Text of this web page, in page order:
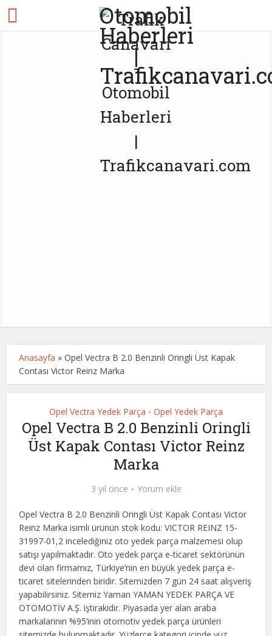
Anasayfa »Opel Vectra B 2.0 Benzinli Oringli Üst Kapak
Contası Victor Reinz Marka
Opel Vectra Yedek Parça • Opel Yedek Parça
Opel Vectra B 2.0 Benzinli Oringli
Üst Kapak Contası Victor Reinz
Marka
3 yıl önce Yorum ekle
Opel Vectra B 2.0 Benzinli Oringli Üst Kapak Contası Victor
Reinz Marka isimli ürünün stok kodu: VICTOR REINZ 15-
31997-01,2 incelediğiniz oto yedek parça malzemesi olup
satışı yapılmaktadır. Oto yedek parça e-ticaret sektörünün
devi olan firmamız, Türkiye’nin en büyük yedek parça e-
ticaret sitelerinden biridir. Sitemizden 7 gün 24 saat alışveriş
yapabilirsiniz. Sitemiz Yaman YAMAN YEDEK PARÇA VE
OTOMOTİV A.Ş. iştirakidir. Piyasada yer alan araba
markalarının %95’inin otomotiv yedek parça ürünleri